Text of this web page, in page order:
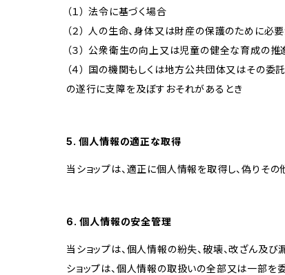
（１） 法令に基づく場合
（２） 人の生命、身体又は財産の保護のために
（３） 公衆衛生の向上又は児童の健全な育成の
（４） 国の機関もしくは地方公共団体又はその
の遂行に支障を及ぼすおそれがあるとき
5. 個人情報の適正な取得
当ショップは、適正に個人情報を取得し、偽りそ
6. 個人情報の安全管理
当ショップは、個人情報の紛失、破壊、改ざん及
ショップは、個人情報の取扱いの全部又は一部を